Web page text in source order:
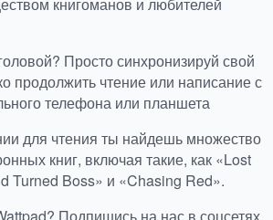
книгоманов и любителей
Просто синхронизируй свой
продолжить чтение или написание с
телефона или планшета
для чтения ты найдешь множество
книг, включая такие, как «Lost
Turned Boss» и «Chasing Red».